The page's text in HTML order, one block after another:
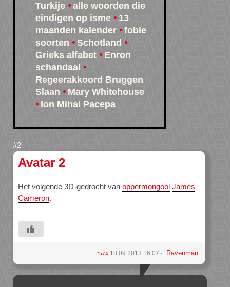
Turkije
alle woorden die
eindigen op isme
13
maanden kalender
fobie
soorten
Schotland
Grieks alfabet
Enron
schandaal
Regeerakkoord Bruggen
Slaan
Mary Whitehouse
Ion Mihai Pacepa
Avatar 2
Het volgende 3D-gedrocht van oppermongool James
Cameron.
#574 18.09.2013 16:07 Ravenman